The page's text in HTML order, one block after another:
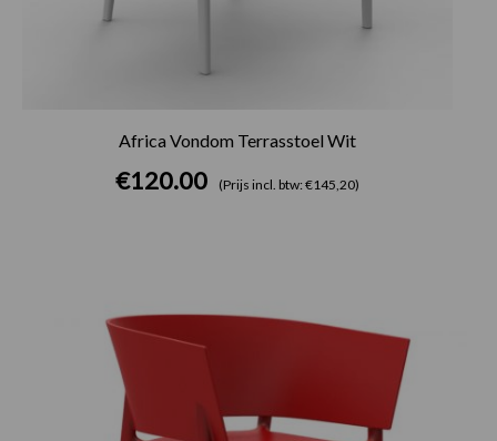
Africa Vondom Terrasstoel Wit
€120.00 (Prijs incl. btw: €145,20)